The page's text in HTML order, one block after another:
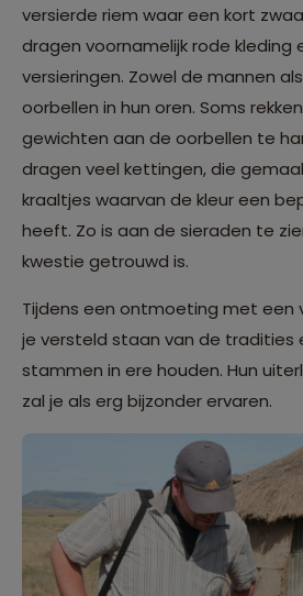
versierde riem waar een kort
dragen voornamelijk rode kleding
versieringen. Zowel de mannen
oorbellen in hun oren. Soms
gewichten aan de oorbellen te
dragen veel kettingen, die
kraaltjes waarvan de kleur een
heeft. Zo is aan de sieraden te
kwestie getrouwd is.
Tijdens een ontmoeting met een
je versteld staan van de tradities
stammen in ere houden. Hun
zal je als erg bijzonder ervaren.